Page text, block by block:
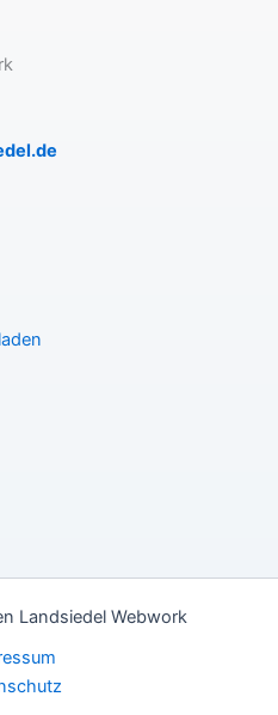
Landsiedel Webwork